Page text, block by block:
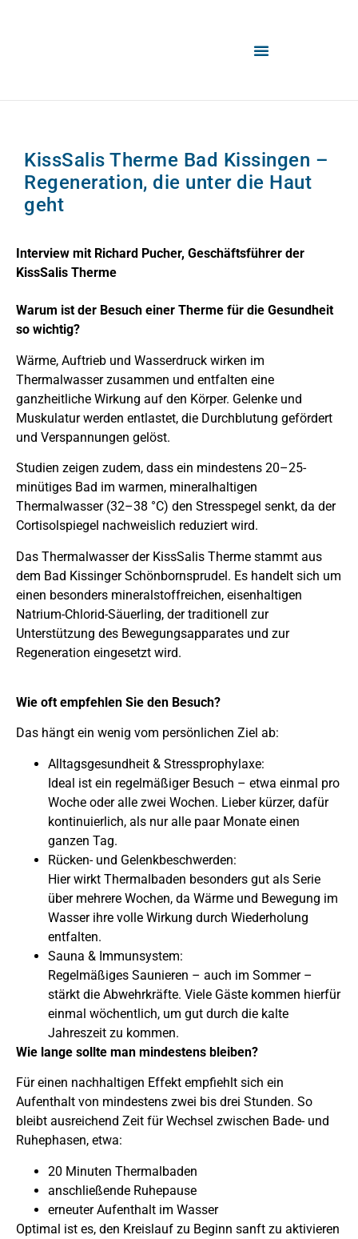
KissSalis Therme Bad Kissingen –
Regeneration, die unter die Haut
geht
Interview mit Richard Pucher, Geschäftsführer der
KissSalis Therme
Warum ist der Besuch einer Therme für die Gesundheit
so wichtig?
Wärme, Auftrieb und Wasserdruck wirken im
Thermalwasser zusammen und entfalten eine
ganzheitliche Wirkung auf den Körper. Gelenke und
Muskulatur werden entlastet, die Durchblutung gefördert
und Verspannungen gelöst.
Studien zeigen zudem, dass ein mindestens 20–25-
minütiges Bad im warmen, mineralhaltigen
Thermalwasser (32–38 °C) den Stresspegel senkt, da der
Cortisolspiegel nachweislich reduziert wird.
Das Thermalwasser der KissSalis Therme stammt aus
dem Bad Kissinger Schönbornsprudel. Es handelt sich um
einen besonders mineralstoffreichen, eisenhaltigen
Natrium-Chlorid-Säuerling, der traditionell zur
Unterstützung des Bewegungsapparates und zur
Regeneration eingesetzt wird.
Wie oft empfehlen Sie den Besuch?
Das hängt ein wenig vom persönlichen Ziel ab:
Alltagsgesundheit & Stressprophylaxe:
Ideal ist ein regelmäßiger Besuch – etwa einmal pro
Woche oder alle zwei Wochen. Lieber kürzer, dafür
kontinuierlich, als nur alle paar Monate einen
ganzen Tag.
Rücken- und Gelenkbeschwerden:
Hier wirkt Thermalbaden besonders gut als Serie
über mehrere Wochen, da Wärme und Bewegung im
Wasser ihre volle Wirkung durch Wiederholung
entfalten.
Sauna & Immunsystem:
Regelmäßiges Saunieren – auch im Sommer –
stärkt die Abwehrkräfte. Viele Gäste kommen hierfür
einmal wöchentlich, um gut durch die kalte
Jahreszeit zu kommen.
Wie lange sollte man mindestens bleiben?
Für einen nachhaltigen Effekt empfiehlt sich ein
Aufenthalt von mindestens zwei bis drei Stunden. So
bleibt ausreichend Zeit für Wechsel zwischen Bade- und
Ruhephasen, etwa:
20 Minuten Thermalbaden
anschließende Ruhepause
erneuter Aufenthalt im Wasser
Optimal ist es, den Kreislauf zu Beginn sanft zu aktivieren